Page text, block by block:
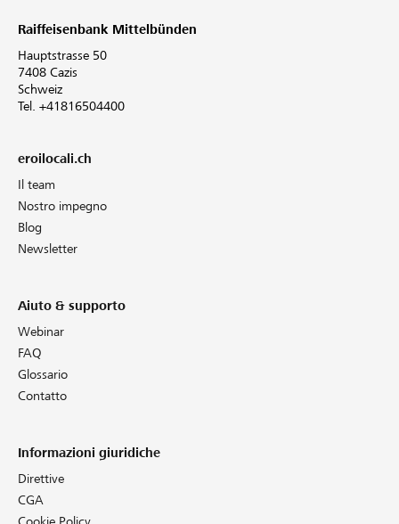
Raiffeisenbank Mittelbünden
Hauptstrasse 50
7408 Cazis
Schweiz
Tel. +41816504400
eroilocali.ch
Il team
Nostro impegno
Blog
Newsletter
Aiuto & supporto
Webinar
FAQ
Glossario
Contatto
Informazioni giuridiche
Direttive
CGA